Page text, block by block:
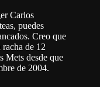
Carlos
puedes
Creo que
de 12
Mets desde que
de 2004.